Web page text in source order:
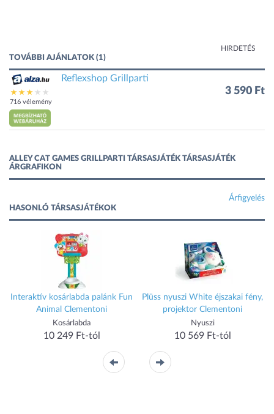
HIRDETÉS
TOVÁBBI AJÁNLATOK (1)
716 vélemény
Reflexshop Grillparti
3 590 Ft
ALLEY CAT GAMES GRILLPARTI TÁRSASJÁTÉK TÁRSASJÁTÉK
ÁRGRAFIKON
Árfigyelés
HASONLÓ TÁRSASJÁTÉKOK
Interaktív kosárlabda palánk Fun
Animal Clementoni
Kosárlabda
10 249 Ft-tól
Plüss nyuszi White éjszakai fény,
projektor Clementoni
Nyuszi
10 569 Ft-tól